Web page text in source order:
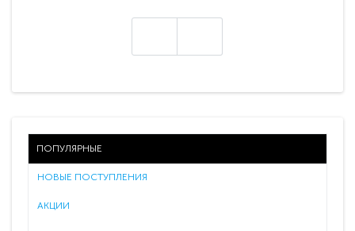
ПОПУЛЯРНЫЕ
НОВЫЕ ПОСТУПЛЕНИЯ
АКЦИИ